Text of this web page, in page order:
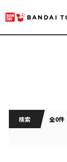
検索 全0件